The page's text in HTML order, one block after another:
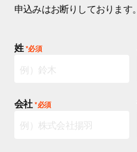
申込みはお断りしております。
姓
会社